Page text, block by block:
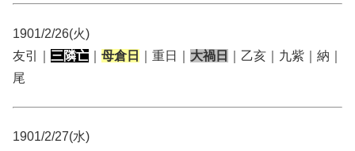
1901/2/26(火)
友引｜ 三隣亡 母倉日 ｜重日｜ 大禍日
｜乙亥｜九紫｜納｜
尾
1901/2/27(水)